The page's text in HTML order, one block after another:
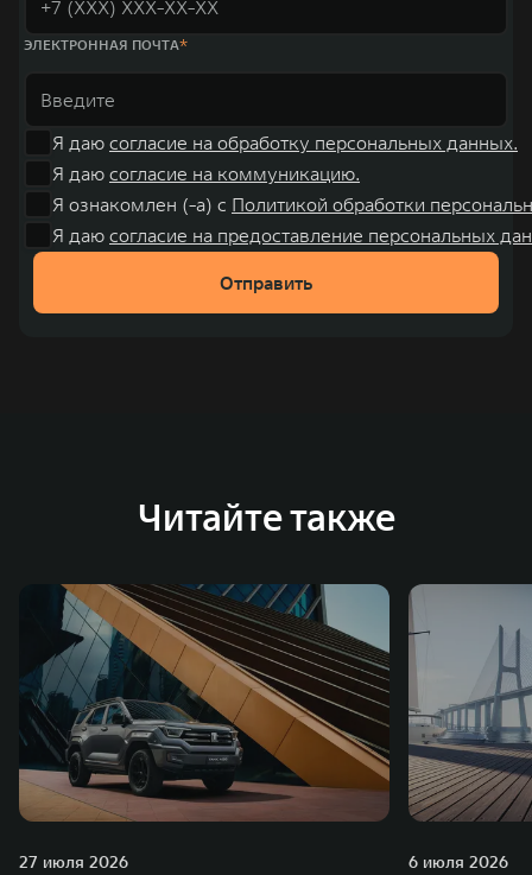
ЭЛЕКТРОННАЯ ПОЧТА
Я даю согласие на обработку персональных данных.
Я даю согласие на коммуникацию.
Я ознакомлен (-а) с Политикой обработки
Я даю согласие на предоставление персональных
Отправить
Читайте также
27 июля 2026 6 июля 2026